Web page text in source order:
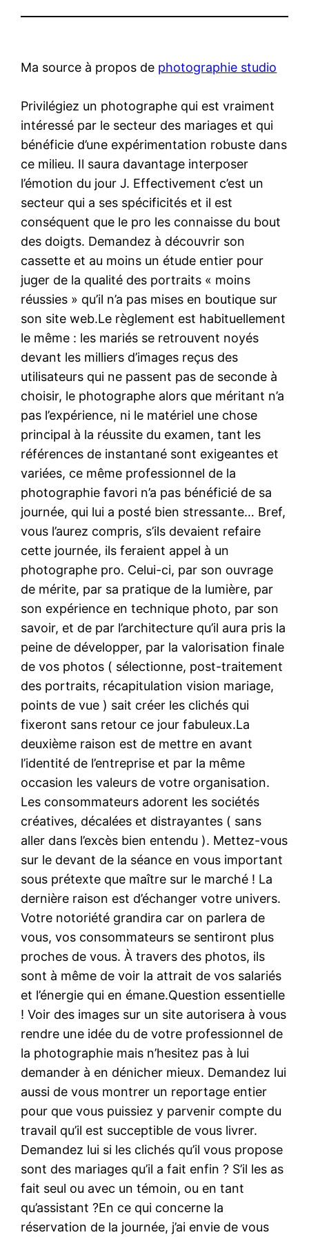
Ma source à propos de photographie studio
Privilégiez un photographe qui est vraiment
intéressé par le secteur des mariages et qui
bénéficie d’une expérimentation robuste dans
ce milieu. Il saura davantage interposer
l’émotion du jour J. Effectivement c’est un
secteur qui a ses spécificités et il est
conséquent que le pro les connaisse du bout
des doigts. Demandez à découvrir son
cassette et au moins un étude entier pour
juger de la qualité des portraits « moins
réussies » qu’il n’a pas mises en boutique sur
son site web.Le règlement est habituellement
le même : les mariés se retrouvent noyés
devant les milliers d’images reçus des
utilisateurs qui ne passent pas de seconde à
choisir, le photographe alors que méritant n’a
pas l’expérience, ni le matériel une chose
principal à la réussite du examen, tant les
références de instantané sont exigeantes et
variées, ce même professionnel de la
photographie favori n’a pas bénéficié de sa
journée, qui lui a posté bien stressante… Bref,
vous l’aurez compris, s’ils devaient refaire
cette journée, ils feraient appel à un
photographe pro. Celui-ci, par son ouvrage
de mérite, par sa pratique de la lumière, par
son expérience en technique photo, par son
savoir, et de par l’architecture qu’il aura pris la
peine de développer, par la valorisation finale
de vos photos ( sélectionne, post-traitement
des portraits, récapitulation vision mariage,
points de vue ) sait créer les clichés qui
fixeront sans retour ce jour fabuleux.La
deuxième raison est de mettre en avant
l’identité de l’entreprise et par la même
occasion les valeurs de votre organisation.
Les consommateurs adorent les sociétés
créatives, décalées et distrayantes ( sans
aller dans l’excès bien entendu ). Mettez-vous
sur le devant de la séance en vous important
sous prétexte que maître sur le marché ! La
dernière raison est d’échanger votre univers.
Votre notoriété grandira car on parlera de
vous, vos consommateurs se sentiront plus
proches de vous. À travers des photos, ils
sont à même de voir la attrait de vos salariés
et l’énergie qui en émane.Question essentielle
! Voir des images sur un site autorisera à vous
rendre une idée du de votre professionnel de
la photographie mais n’hesitez pas à lui
demander à en dénicher mieux. Demandez lui
aussi de vous montrer un reportage entier
pour que vous puissiez y parvenir compte du
travail qu’il est succeptible de vous livrer.
Demandez lui si les clichés qu’il vous propose
sont des mariages qu’il a fait enfin ? S’il les as
fait seul ou avec un témoin, ou en tant
qu’assistant ?En ce qui concerne la
réservation de la journée, j’ai envie de vous